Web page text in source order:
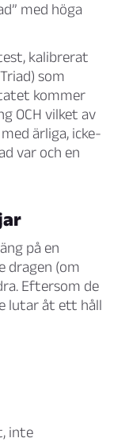
med höga
kalibrerat
som
kommer
OCH vilket av
ärliga, icke-
var och en
på en
dragen (om
Eftersom de
lutar åt ett håll
inte